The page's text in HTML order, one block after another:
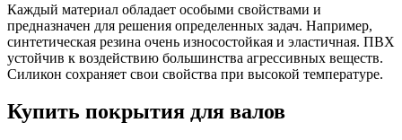
Каждый материал обладает особыми свойствами и
предназначен для решения определенных задач. Например,
синтетическая резина очень износостойкая и эластичная. ПВХ
устойчив к воздействию большинства агрессивных веществ.
Силикон сохраняет свои свойства при высокой температуре.
Купить покрытия для валов